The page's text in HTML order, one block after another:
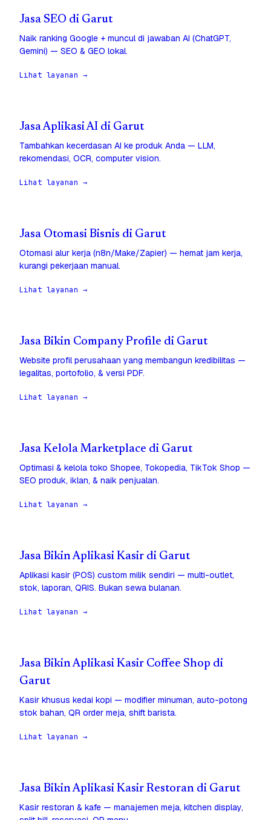
Jasa SEO di Garut
Naik ranking Google + muncul di jawaban AI (ChatGPT,
Gemini) — SEO & GEO lokal.
Lihat layanan →
Jasa Aplikasi AI di Garut
Tambahkan kecerdasan AI ke produk Anda — LLM,
rekomendasi, OCR, computer vision.
Lihat layanan →
Jasa Otomasi Bisnis di Garut
Otomasi alur kerja (n8n/Make/Zapier) — hemat jam kerja,
kurangi pekerjaan manual.
Lihat layanan →
Jasa Bikin Company Profile di Garut
Website profil perusahaan yang membangun kredibilitas —
legalitas, portofolio, & versi PDF.
Lihat layanan →
Jasa Kelola Marketplace di Garut
Optimasi & kelola toko Shopee, Tokopedia, TikTok Shop —
SEO produk, iklan, & naik penjualan.
Lihat layanan →
Jasa Bikin Aplikasi Kasir di Garut
Aplikasi kasir (POS) custom milik sendiri — multi-outlet,
stok, laporan, QRIS. Bukan sewa bulanan.
Lihat layanan →
Jasa Bikin Aplikasi Kasir Coffee Shop di
Garut
Kasir khusus kedai kopi — modifier minuman, auto-potong
stok bahan, QR order meja, shift barista.
Lihat layanan →
Jasa Bikin Aplikasi Kasir Restoran di Garut
Kasir restoran & kafe — manajemen meja, kitchen display,